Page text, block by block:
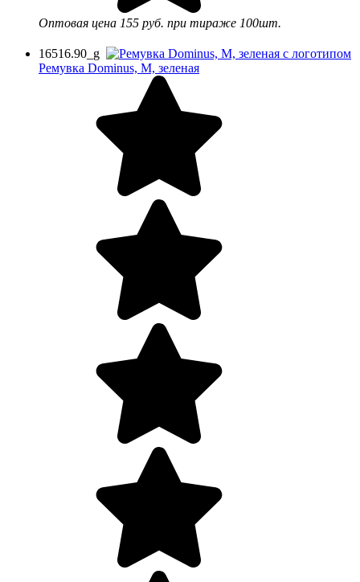
Оптовая цена 155 руб. при тираже 100шт.
16516.90_g
Ремувка Dominus, М, зеленая